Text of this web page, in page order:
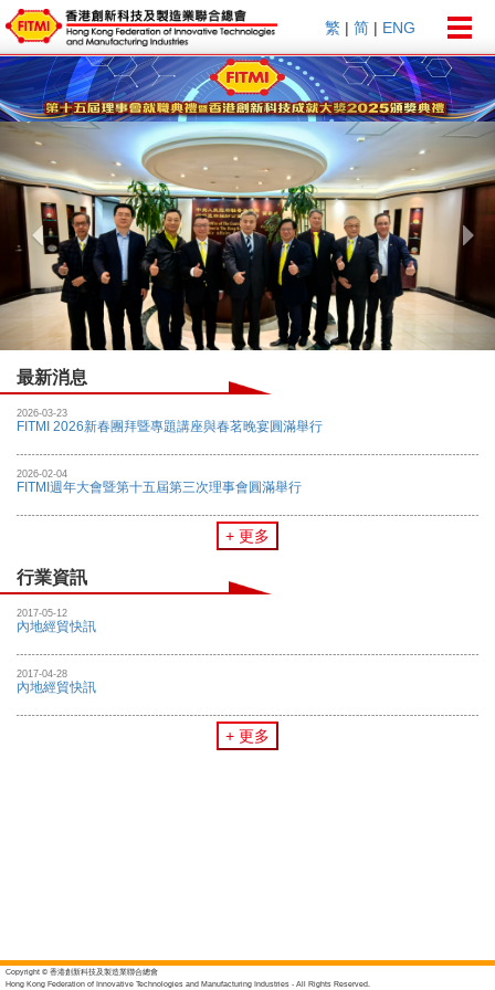
繁 | 简 | ENG
Previous
最新消息
2026-03-23
FITMI 2026新春團拜暨專題講座與春茗晚宴圓滿舉行
2026-02-04
FITMI週年大會暨第十五屆第三次理事會圓滿舉行
+ 更多
行業資訊
2017-05-12
內地經貿快訊
2017-04-28
內地經貿快訊
+ 更多
Copyright © 香港創新科技及製造業聯合總會
Hong Kong Federation of Innovative Technologies and Manufacturing Industries - All Rights Reserved.